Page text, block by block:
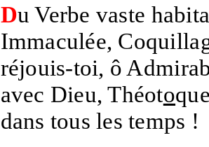
Du Verbe vaste
Immaculée,
réjouis-toi, ô
avec Dieu, Théoto
dans tous les temps !